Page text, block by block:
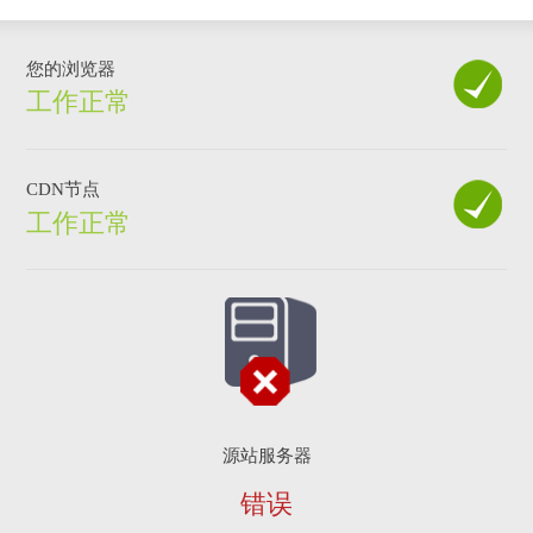
您的浏览器
工作正常
CDN节点
工作正常
源站服务器
错误